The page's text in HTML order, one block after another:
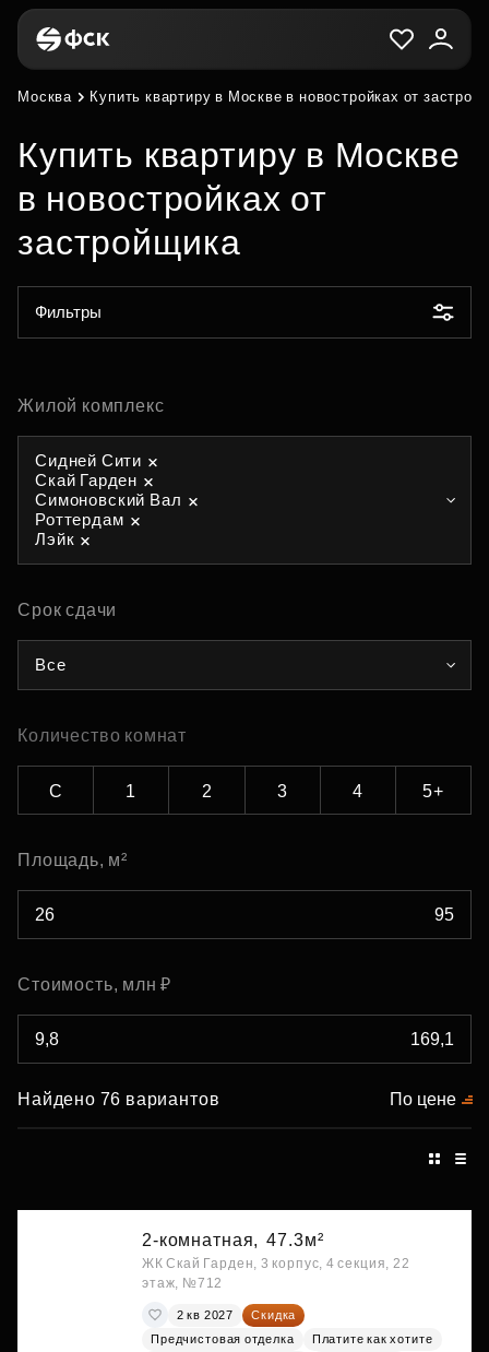
Москва Купить квартиру в Москве в новостройках от
Купить квартиру в Москве
в новостройках от
застройщика
Фильтры
Жилой комплекс
Сидней Сити
Скай Гарден
Симоновский Вал
Роттердам
Лэйк
Срок сдачи
Все
Количество комнат
С 1 2 3 4 5+
Площадь, м²
Стоимость, млн ₽
Найдено 76 вариантов По цене
2-комнатная, 47.3м²
ЖК Скай Гарден, 3 корпус, 4 секция, 22
этаж, №712
2 кв 2027
Скидка
Предчистовая отделка
Платите как хотите